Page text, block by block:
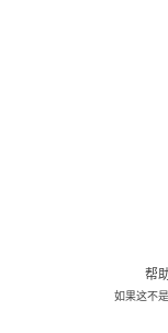
帮
如果这不